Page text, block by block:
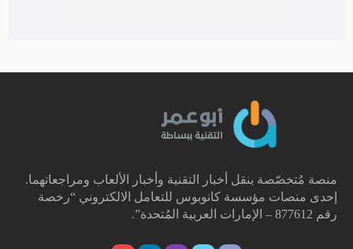
منصة مُتخصّصة بنقل أخبار التقنية وأخبار الألعاب ومراجعاتهما.
إحدى منصات مؤسسة كانوبوس للتعامل الالكتروني “رخصة
رقم 877612 – الإمارات العربية المُتحدة”.